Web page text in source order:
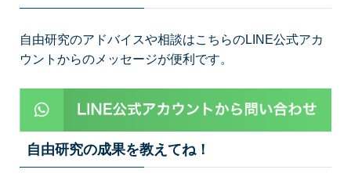
自由研究のアドバイスや相談はこちらのLINE公式アカ
ウントからのメッセージが便利です。
自由研究の成果を教えてね！